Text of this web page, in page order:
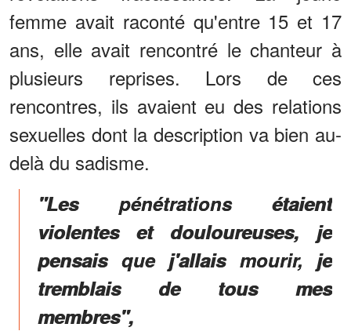
femme avait raconté qu'entre 15 et 17
ans, elle avait rencontré le chanteur à
plusieurs reprises. Lors de ces
rencontres, ils avaient eu des relations
sexuelles dont la description va bien au-
delà du sadisme.
"Les pénétrations étaient
violentes et douloureuses, je
pensais que j'allais mourir, je
tremblais de tous mes
membres",